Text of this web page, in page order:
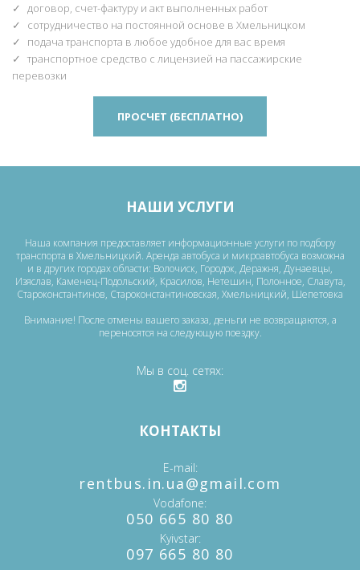
договор, счет-фактуру и акт выполненных работ
сотрудничество на постоянной основе в Хмельницком
подача транспорта в любое удобное для вас время
транспортное средство с лицензией на пассажирские
перевозки
ПРОСЧЕТ (БЕСПЛАТНО)
НАШИ УСЛУГИ
Наша компания предоставляет информационные услуги по подбору
транспорта в Хмельницкий. Аренда автобуса и микроавтобуса возможна
и в других городах области: Волочиск, Городок, Деражня, Дунаевцы,
Изяслав, Каменец-Подольский, Красилов, Нетешин, Полонное, Славута,
Староконстантинов, Староконстантиновская, Хмельницкий, Шепетовка
Внимание! После отмены вашего заказа, деньги не возвращаются, а
переносятся на следующую поездку.
Мы в соц. сетях
КОНТАКТЫ
E-mail
‎rentbus.in.ua@gmail.com
Vodafone
‎‎050 665 80 80
Kyivstar
‎097 665 80 80